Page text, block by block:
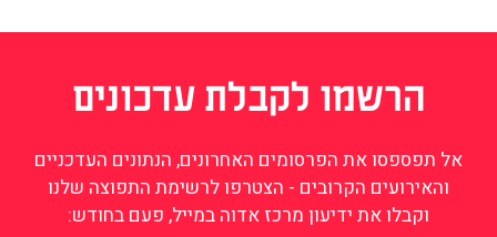
הרשמו לקבלת עדכונים
אל תפספסו את הפרסומים האחרונים, הנתונים העדכניים
והאירועים הקרובים - הצטרפו לרשימת התפוצה שלנו
וקבלו את ידיעון מרכז אדוה במייל, פעם בחודש: